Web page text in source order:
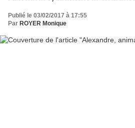
Publié le 03/02/2017 à 17:55
Par ROYER Monique